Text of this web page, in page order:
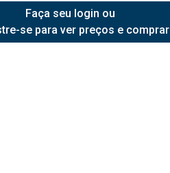
Faça seu login ou
se para ver preços e comprar